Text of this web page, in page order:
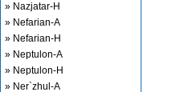
» Nazjatar-H
» Nefarian-A
» Nefarian-H
» Neptulon-A
» Neptulon-H
» Ner`zhul-A